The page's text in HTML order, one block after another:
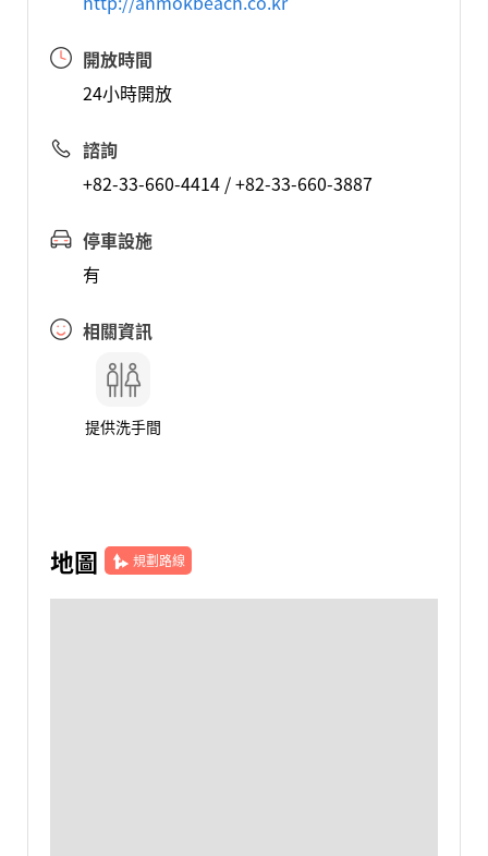
開放時間
24小時開放
諮詢
+82-33-660-4414 / +82-33-660-3887
停車設施
有
相關資訊
提供洗手間
地圖 規劃路線